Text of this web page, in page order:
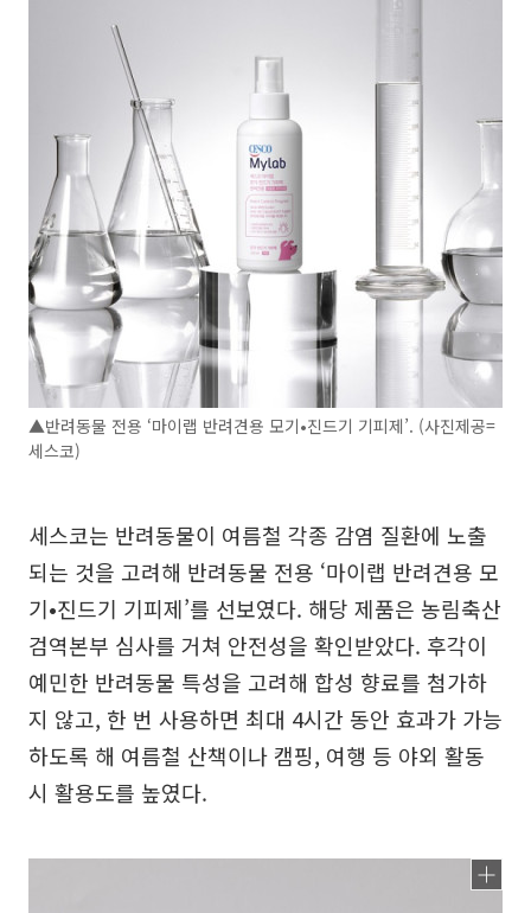
▲반려동물 전용 ‘마이랩 반려견용 모기•진드기 기피제’. (사진제공=
세스코)
세스코는 반려동물이 여름철 각종 감염 질환에 노출
되는 것을 고려해 반려동물 전용 ‘마이랩 반려견용 모
기•진드기 기피제’를 선보였다. 해당 제품은 농림축산
검역본부 심사를 거쳐 안전성을 확인받았다. 후각이
예민한 반려동물 특성을 고려해 합성 향료를 첨가하
지 않고, 한 번 사용하면 최대 4시간 동안 효과가 가능
하도록 해 여름철 산책이나 캠핑, 여행 등 야외 활동
시 활용도를 높였다.